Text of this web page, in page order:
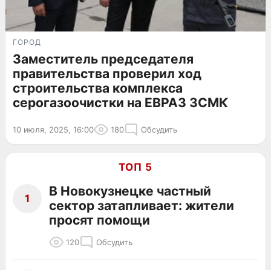
ГОРОД
Заместитель председателя
правительства проверил ход
строительства комплекса
серогазоочистки на ЕВРАЗ ЗСМК
10 июля, 2025, 16:00 180 Обсудить
ТОП 5
1
В Новокузнецке частный
сектор затапливает: жители
просят помощи
120 Обсудить